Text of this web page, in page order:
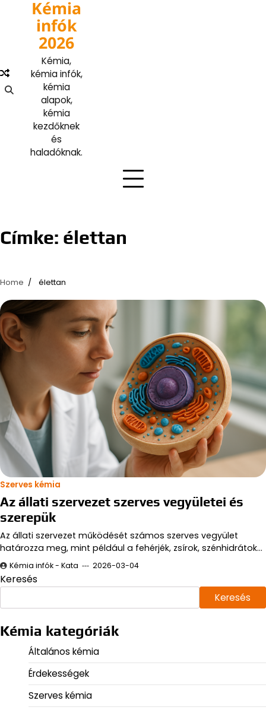
Kémia
infók
2026
Kémia,
kémia infók,
kémia
alapok,
kémia
kezdőknek
és
haladóknak.
Címke: élettan
Home élettan
Szerves kémia
Az állati szervezet szerves vegyületei és
szerepük
Az állati szervezet működését számos szerves vegyület
határozza meg, mint például a fehérjék, zsírok, szénhidrátok…
Kémia infók - Kata 2026-03-04
Keresés
Keresés
Kémia kategóriák
Általános kémia
Érdekességek
Szerves kémia